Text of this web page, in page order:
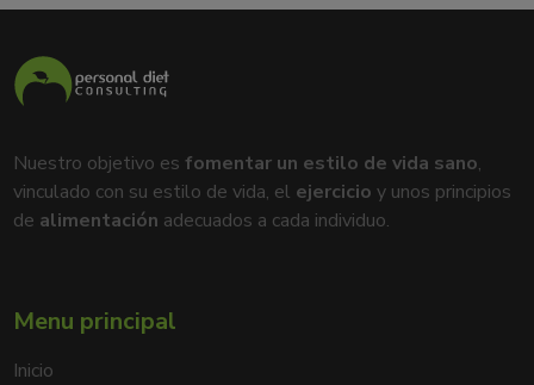
Nuestro objetivo esfomentar un estilo de vida sano,
vinculado con su estilo de vida, el ejercicio y unos principios
de alimentación adecuados a cada individuo.
Menu principal
Inicio